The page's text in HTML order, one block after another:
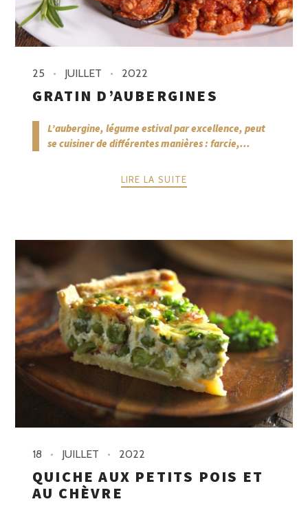
25 JUILLET 2022
GRATIN D’AUBERGINES
L’aubergine, légume estival par excellence, peut
se cuisiner de différentes manières : farcie,...
LIRE LA SUITE
18 JUILLET 2022
QUICHE AUX PETITS POIS ET
AU CHÈVRE